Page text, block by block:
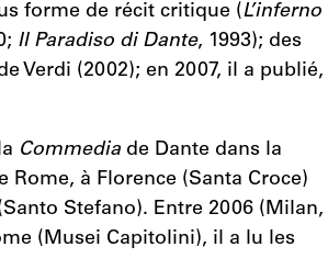
forme de récit critique (L’inferno
Il Paradiso di Dante, 1993); des
Verdi (2002); en 2007, il a publié,
Commediade Dante dans la
Rome, à Florence (Santa Croce)
Stefano). Entre 2006 (Milan,
(Musei Capitolini), il a lu les